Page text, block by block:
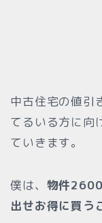
中古住宅の値引
てるいる方に向
ていきます。
僕は、 物件
出せお得に買う